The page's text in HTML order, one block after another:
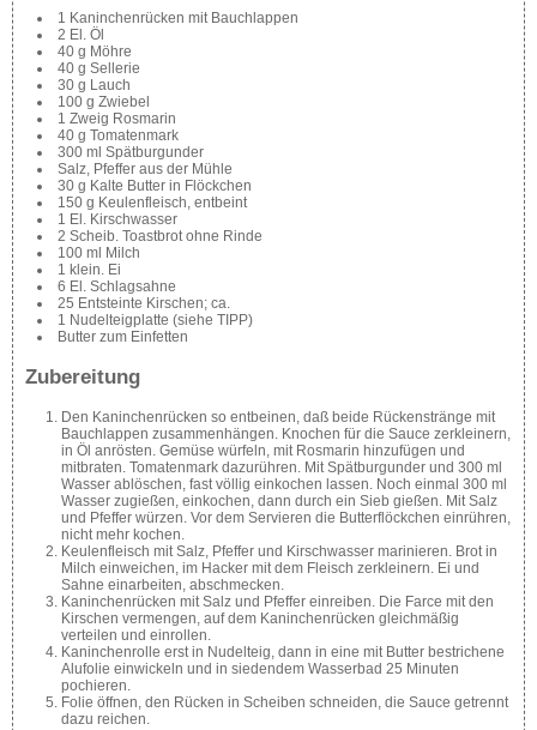
1 Kaninchenrücken mit Bauchlappen
2 El. Öl
40 g Möhre
40 g Sellerie
30 g Lauch
100 g Zwiebel
1 Zweig Rosmarin
40 g Tomatenmark
300 ml Spätburgunder
Salz, Pfeffer aus der Mühle
30 g Kalte Butter in Flöckchen
150 g Keulenfleisch, entbeint
1 El. Kirschwasser
2 Scheib. Toastbrot ohne Rinde
100 ml Milch
1 klein. Ei
6 El. Schlagsahne
25 Entsteinte Kirschen; ca.
1 Nudelteigplatte (siehe TIPP)
Butter zum Einfetten
Zubereitung
Den Kaninchenrücken so entbeinen, daß beide Rückenstränge mit
Bauchlappen zusammenhängen. Knochen für die Sauce zerkleinern,
in Öl anrösten. Gemüse würfeln, mit Rosmarin hinzufügen und
mitbraten. Tomatenmark dazurühren. Mit Spätburgunder und 300 ml
Wasser ablöschen, fast völlig einkochen lassen. Noch einmal 300 ml
Wasser zugießen, einkochen, dann durch ein Sieb gießen. Mit Salz
und Pfeffer würzen. Vor dem Servieren die Butterflöckchen einrühren,
nicht mehr kochen.
Keulenfleisch mit Salz, Pfeffer und Kirschwasser marinieren. Brot in
Milch einweichen, im Hacker mit dem Fleisch zerkleinern. Ei und
Sahne einarbeiten, abschmecken.
Kaninchenrücken mit Salz und Pfeffer einreiben. Die Farce mit den
Kirschen vermengen, auf dem Kaninchenrücken gleichmäßig
verteilen und einrollen.
Kaninchenrolle erst in Nudelteig, dann in eine mit Butter bestrichene
Alufolie einwickeln und in siedendem Wasserbad 25 Minuten
pochieren.
Folie öffnen, den Rücken in Scheiben schneiden, die Sauce getrennt
dazu reichen.